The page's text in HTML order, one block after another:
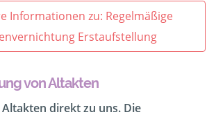
Informationen zu: Regelmäßige
Erstaufstellung
von Altakten
direkt zu uns. Die